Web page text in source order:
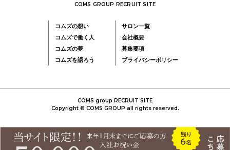
COMS GROUP RECRUIT SITE
コムズの想い
コムズで働く人
コムズの夢
コムズを語ろう
サロン一覧
会社概要
募集要項
プライバシーポリシー
COMS group RECRUIT SITE
Copyright © COMS GROUP all rights reserved.